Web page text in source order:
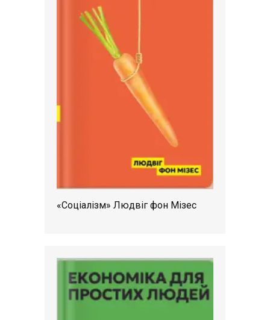
«Соціалізм» Людвіг фон Мізес